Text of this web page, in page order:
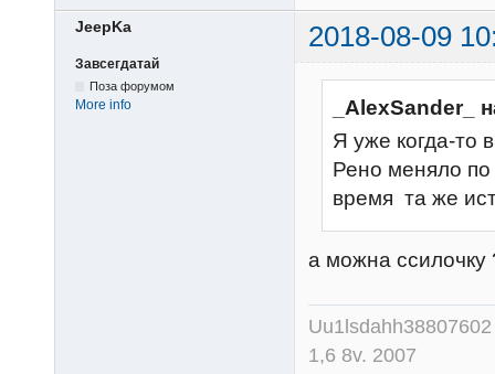
JeepKa 2018-08-09
Завсегдатай
Поза форумом
More info
_AlexSander_
Я уже когда-то
Рено меняло
время та же
а можна ссилочку
Uu1lsdahh38807602
1,6 8v. 2007